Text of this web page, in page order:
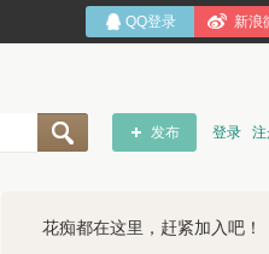
发布 登录
花痴都在这里，赶紧加入吧！
QQ登录 新浪